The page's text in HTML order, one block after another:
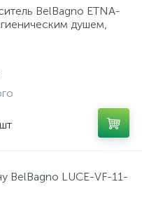
BelBagno ETNA-
душем,
шт
BelBagno LUCE-VF-11-